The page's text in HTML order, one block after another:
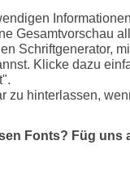
Gesamtvorschau
Schriftgenerator,
Klicke dazu
zu hinterlassen,
Fonts? Füg uns